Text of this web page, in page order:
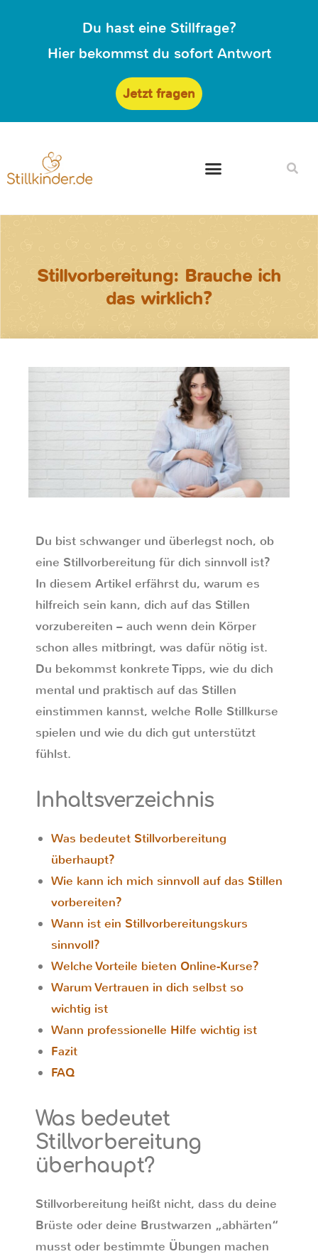
Du hast eine Stillfrage?
Hier bekommst du sofort Antwort
Jetzt fragen
Stillvorbereitung: Brauche ich
das wirklich?
Du bist schwanger und überlegst noch, ob
eine Stillvorbereitung für dich sinnvoll ist?
In diesem Artikel erfährst du, warum es
hilfreich sein kann, dich auf das Stillen
vorzubereiten – auch wenn dein Körper
schon alles mitbringt, was dafür nötig ist.
Du bekommst konkrete Tipps, wie du dich
mental und praktisch auf das Stillen
einstimmen kannst, welche Rolle Stillkurse
spielen und wie du dich gut unterstützt
fühlst.
Inhaltsverzeichnis
Was bedeutet Stillvorbereitung
überhaupt?
Wie kann ich mich sinnvoll auf das Stillen
vorbereiten?
Wann ist ein Stillvorbereitungskurs
sinnvoll?
Welche Vorteile bieten Online-Kurse?
Warum Vertrauen in dich selbst so
wichtig ist
Wann professionelle Hilfe wichtig ist
Fazit
FAQ
Was bedeutet
Stillvorbereitung
überhaupt?
Stillvorbereitung heißt nicht, dass du deine
Brüste oder deine Brustwarzen „abhärten“
musst oder bestimmte Übungen machen